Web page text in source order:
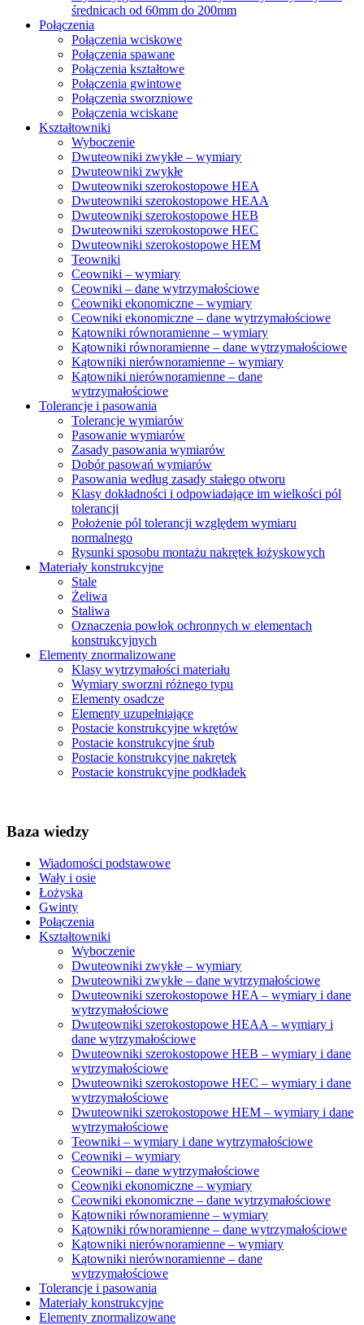
średnicach od 60mm do 200mm
Połączenia
Połączenia wciskowe
Połączenia spawane
Połączenia kształtowe
Połączenia gwintowe
Połączenia sworzniowe
Połączenia wciskane
Kształtowniki
Wyboczenie
Dwuteowniki zwykłe – wymiary
Dwuteowniki zwykłe
Dwuteowniki szerokostopowe HEA
Dwuteowniki szerokostopowe HEAA
Dwuteowniki szerokostopowe HEB
Dwuteowniki szerokostopowe HEC
Dwuteowniki szerokostopowe HEM
Teowniki
Ceowniki – wymiary
Ceowniki – dane wytrzymałościowe
Ceowniki ekonomiczne – wymiary
Ceowniki ekonomiczne – dane wytrzymałościowe
Kątowniki równoramienne – wymiary
Kątowniki równoramienne – dane wytrzymałościowe
Kątowniki nierównoramienne – wymiary
Kątowniki nierównoramienne – dane
wytrzymałościowe
Tolerancje i pasowania
Tolerancje wymiarów
Pasowanie wymiarów
Zasady pasowania wymiarów
Dobór pasowań wymiarów
Pasowania według zasady stałego otworu
Klasy dokładności i odpowiadające im wielkości pól
tolerancji
Położenie pól tolerancji względem wymiaru
normalnego
Rysunki sposobu montażu nakrętek łożyskowych
Materiały konstrukcyjne
Stale
Żeliwa
Staliwa
Oznaczenia powłok ochronnych w elementach
konstrukcyjnych
Elementy znormalizowane
Klasy wytrzymałości materiału
Wymiary sworzni różnego typu
Elementy osadcze
Elementy uzupełniające
Postacie konstrukcyjne wkrętów
Postacie konstrukcyjne śrub
Postacie konstrukcyjne nakrętek
Postacie konstrukcyjne podkładek
Baza wiedzy
Wiadomości podstawowe
Wały i osie
Łożyska
Gwinty
Połączenia
Kształtowniki
Wyboczenie
Dwuteowniki zwykłe – wymiary
Dwuteowniki zwykłe – dane wytrzymałościowe
Dwuteowniki szerokostopowe HEA – wymiary i dane
wytrzymałościowe
Dwuteowniki szerokostopowe HEAA – wymiary i
dane wytrzymałościowe
Dwuteowniki szerokostopowe HEB – wymiary i dane
wytrzymałościowe
Dwuteowniki szerokostopowe HEC – wymiary i dane
wytrzymałościowe
Dwuteowniki szerokostopowe HEM – wymiary i dane
wytrzymałościowe
Teowniki – wymiary i dane wytrzymałościowe
Ceowniki – wymiary
Ceowniki – dane wytrzymałościowe
Ceowniki ekonomiczne – wymiary
Ceowniki ekonomiczne – dane wytrzymałościowe
Kątowniki równoramienne – wymiary
Kątowniki równoramienne – dane wytrzymałościowe
Kątowniki nierównoramienne – wymiary
Kątowniki nierównoramienne – dane
wytrzymałościowe
Tolerancje i pasowania
Materiały konstrukcyjne
Elementy znormalizowane